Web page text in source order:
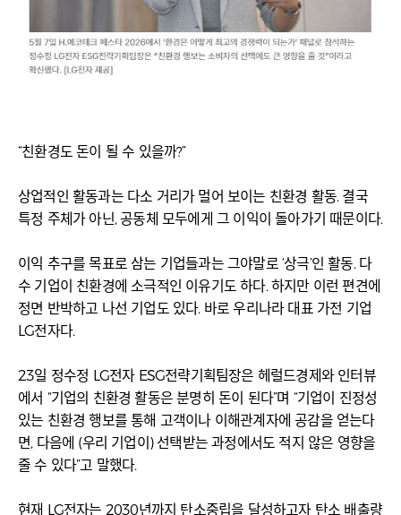
“친환경도 돈이 될 수 있을까?”
상업적인 활동과는 다소 거리가 멀어 보이는 친환경 활동. 결국
특정 주체가 아닌, 공동체 모두에게 그 이익이 돌아가기 때문이다.
이익 추구를 목표로 삼는 기업들과는 그야말로 ‘상극’인 활동. 다
수 기업이 친환경에 소극적인 이유기도 하다. 하지만 이런 편견에
정면 반박하고 나선 기업도 있다. 바로 우리나라 대표 가전 기업
LG전자다.
23일 정수정 LG전자 ESG전략기획팀장은 헤럴드경제와 인터뷰
에서 “기업의 친환경 활동은 분명히 돈이 된다”며 “기업이 진정성
있는 친환경 행보를 통해 고객이나 이해관계자에 공감을 얻는다
면, 다음에 (우리 기업이) 선택받는 과정에서도 적지 않은 영향을
줄 수 있다”고 말했다.
현재 LG전자는 2030년까지 탄소중립을 달성하고자 탄소 배출량